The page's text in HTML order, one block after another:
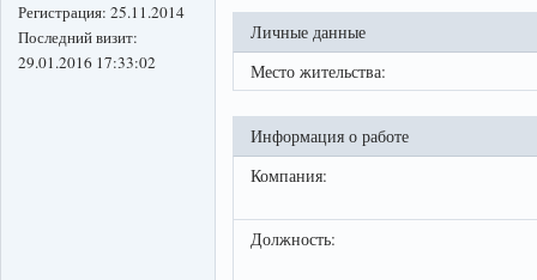
Регистрация: 25.11.2014
Последний визит:
29.01.2016 17:33:02
Личные данные
Место жительства:
Информация о работе
Компания:
Должность: